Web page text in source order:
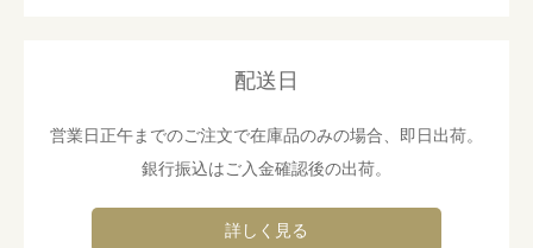
配送日
営業日正午までのご注文で在庫品のみの場合、即日出荷。
銀行振込はご入金確認後の出荷。
詳しく見る